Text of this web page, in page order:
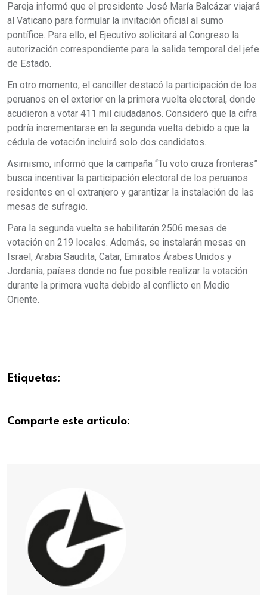
Pareja informó que el presidente José María Balcázar viajará
al Vaticano para formular la invitación oficial al sumo
pontífice. Para ello, el Ejecutivo solicitará al Congreso la
autorización correspondiente para la salida temporal del jefe
de Estado.
En otro momento, el canciller destacó la participación de los
peruanos en el exterior en la primera vuelta electoral, donde
acudieron a votar 411 mil ciudadanos. Consideró que la cifra
podría incrementarse en la segunda vuelta debido a que la
cédula de votación incluirá solo dos candidatos.
Asimismo, informó que la campaña “Tu voto cruza fronteras”
busca incentivar la participación electoral de los peruanos
residentes en el extranjero y garantizar la instalación de las
mesas de sufragio.
Para la segunda vuelta se habilitarán 2506 mesas de
votación en 219 locales. Además, se instalarán mesas en
Israel, Arabia Saudita, Catar, Emiratos Árabes Unidos y
Jordania, países donde no fue posible realizar la votación
durante la primera vuelta debido al conflicto en Medio
Oriente.
Etiquetas:
Comparte este articulo: